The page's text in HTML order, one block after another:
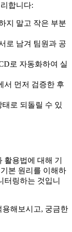
합니다:
지 말고 작은 부분
로 남겨 팀원과 공
로 자동화하여 실
서 먼저 검증한 후
로 되돌릴 수 있
용법에 대해 기
본 원리를 이해하
터링하는 것입니
해보시고, 궁금한